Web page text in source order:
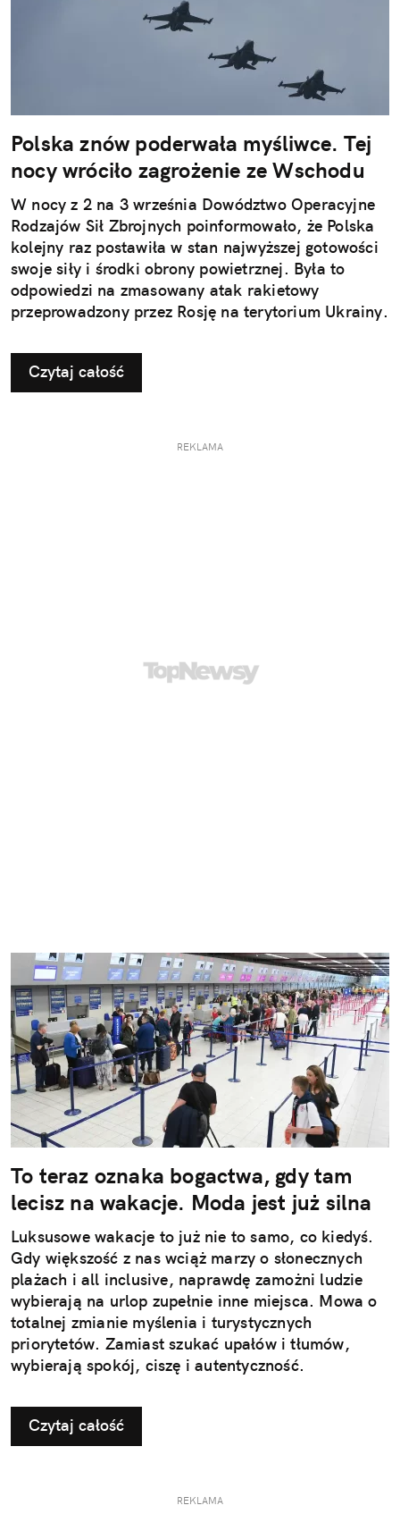
Polska znów poderwała myśliwce. Tej
nocy wróciło zagrożenie ze Wschodu
W nocy z 2 na 3 września Dowództwo Operacyjne
Rodzajów Sił Zbrojnych poinformowało, że Polska
kolejny raz postawiła w stan najwyższej gotowości
swoje siły i środki obrony powietrznej. Była to
odpowiedzi na zmasowany atak rakietowy
przeprowadzony przez Rosję na terytorium Ukrainy.
Czytaj całość
REKLAMA
To teraz oznaka bogactwa, gdy tam
lecisz na wakacje. Moda jest już silna
Luksusowe wakacje to już nie to samo, co kiedyś.
Gdy większość z nas wciąż marzy o słonecznych
plażach i all inclusive, naprawdę zamożni ludzie
wybierają na urlop zupełnie inne miejsca. Mowa o
totalnej zmianie myślenia i turystycznych
priorytetów. Zamiast szukać upałów i tłumów,
wybierają spokój, ciszę i autentyczność.
Czytaj całość
REKLAMA